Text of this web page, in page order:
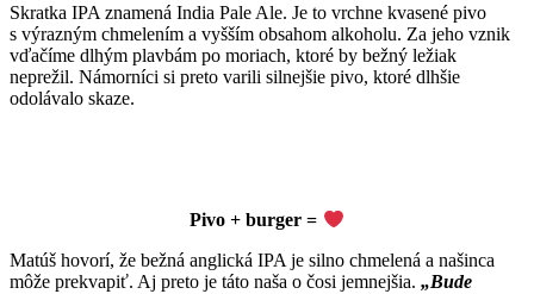
Skratka IPA znamená India Pale Ale. Je to vrchne kvasené pivo
s výrazným chmelením a vyšším obsahom alkoholu. Za jeho vznik
vďačíme dlhým plavbám po moriach, ktoré by bežný ležiak
neprežil. Námorníci si preto varili silnejšie pivo, ktoré dlhšie
odolávalo skaze.
Pivo + burger =
Matúš hovorí, že bežná anglická IPA je silno chmelená a našinca
môže prekvapiť. Aj preto je táto naša o čosi jemnejšia. „Bude